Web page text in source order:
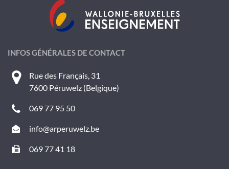
INFOS GÉNÉRALES DE CONTACT
Rue des Français, 31
7600 Péruwelz (Belgique)
069 77 95 50
info@arperuwelz.be
069 77 41 18